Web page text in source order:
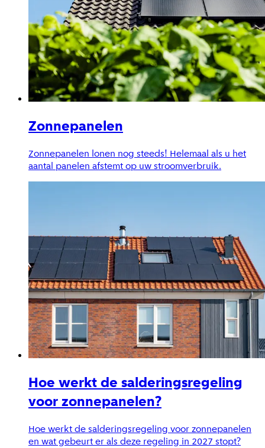
Zonnepanelen
Zonnepanelen lonen nog steeds! Helemaal als u het
aantal panelen afstemt op uw stroomverbruik.
Hoe werkt de salderingsregeling
voor zonnepanelen?
Hoe werkt de salderingsregeling voor zonnepanelen
en wat gebeurt er als deze regeling in 2027 stopt?